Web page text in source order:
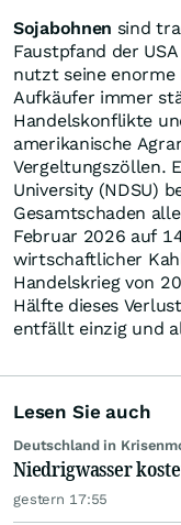
Sojabohnen sind
Faustpfand der
nutzt seine
Aufkäufer immer
Handelskonflikte
amerikanische
Vergeltungszöllen.
University (NDSU)
Gesamtschaden
Februar 2026 auf
wirtschaftlicher
Handelskrieg von
Hälfte dieses
entfällt einzig und
Lesen Sie auch
Deutschland in
Niedrigwasser
gestern 17:55